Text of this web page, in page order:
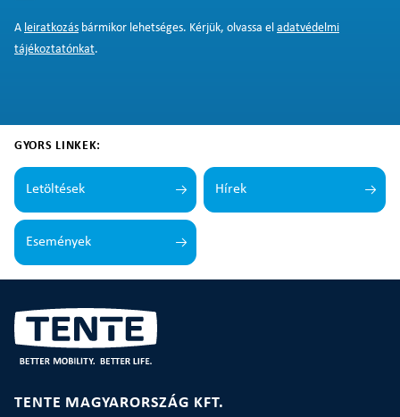
A leiratkozás bármikor lehetséges. Kérjük, olvassa el adatvédelmi
tájékoztatónkat.
GYORS LINKEK:
Letöltések Hírek
Események
TENTE MAGYARORSZÁG KFT.